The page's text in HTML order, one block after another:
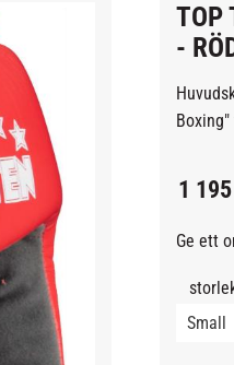
TOP
-
1 195
Ge ett